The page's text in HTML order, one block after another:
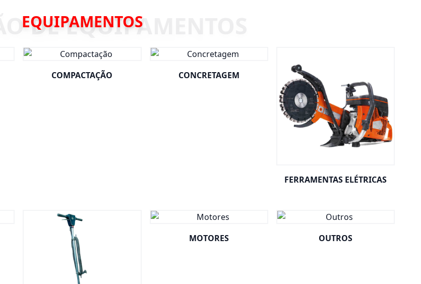
EQUIPAMENTOS
COMPACTAÇÃO CONCRETAGEM
FERRAMENTAS ELÉTRICAS
MOTORES OUTROS